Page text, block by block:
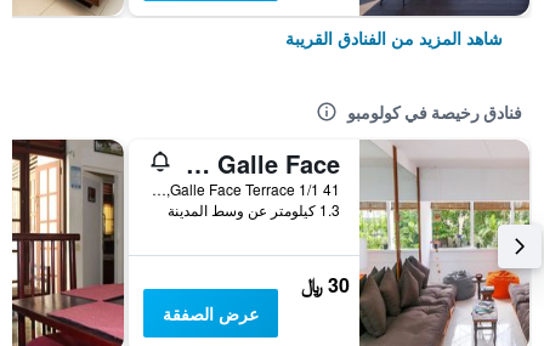
شاهد المزيد من الفنادق القريبة
فنادق رخيصة في كولومبو
Hostel at Galle Face
41 1/1 Galle Face Terrace, كولومبو, سريلانكا
1.3 كيلومتر عن وسط المدينة
30 ﷼
عرض الصفقة